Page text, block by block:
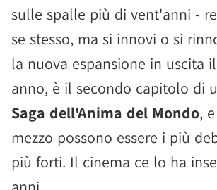
sulle spalle più di vent'anni -
se stesso, ma si innovi o si
la nuova espansione in uscita
anno, è il secondo capitolo di
Saga dell'Anima del Mondo,
mezzo possono essere i più
più forti. Il cinema ce lo ha